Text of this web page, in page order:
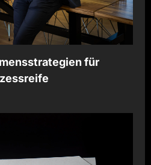
für